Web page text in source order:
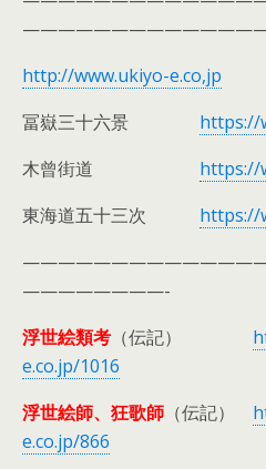
http://www.ukiyo-e.co,jp
冨嶽三十六景 https://
木曾街道 https://
東海道五十三次 https://
————————-
浮世絵類考 （伝記）
e.co.jp/1016
浮世絵師、狂歌師 （伝記）
e.co.jp/866